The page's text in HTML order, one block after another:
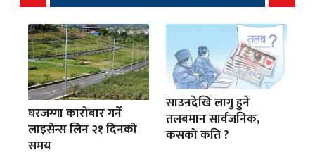
घरजग्गा कारोबार गर्ने
लाइसेन्स लिन २१ दिनको
समय
साउनदेखि लागु हुने
तलबमान सार्वजनिक,
कसको कति ?